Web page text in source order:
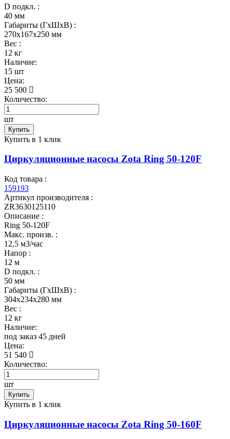
D подкл. :
40 мм
Габариты (ГхШхВ) :
270x167x250 мм
Вес :
12 кг
Наличие:
15 шт
Цена:
25 500
Количество:
шт
Купить
Купить в 1 клик
Циркуляционные насосы Zota Ring 50-120F
Код товара :
159193
Артикул производителя :
ZR3630125110
Описание :
Ring 50-120F
Макс. произв. :
12,5 м3/час
Напор :
12 м
D подкл. :
50 мм
Габариты (ГхШхВ) :
304x234x280 мм
Вес :
12 кг
Наличие:
под заказ 45 дней
Цена:
51 540
Количество:
шт
Купить
Купить в 1 клик
Циркуляционные насосы Zota Ring 50-160F